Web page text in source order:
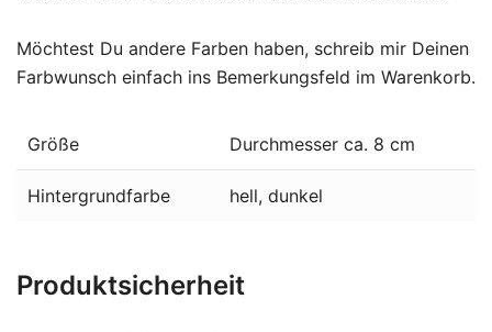
Möchtest Du andere Farben haben, schreib mir Deinen
Farbwunsch einfach ins Bemerkungsfeld im Warenkorb.
Größe Durchmesser ca. 8 cm
Hintergrundfarbe hell, dunkel
Produktsicherheit